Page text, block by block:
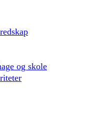
og skole